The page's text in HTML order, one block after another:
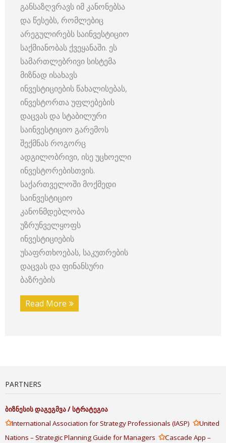
განსაზღვრავს იმ კანონებსა
და წესებს, რომლებიც
არეგულირებს საინვესტიციო
საქმიანობას ქვეყანაში. ეს
სამართლებრივი სისტემა
მიზნად ისახავს
ინვესტიციების წახალისებას,
ინვესტორთა უფლებების
დაცვას და სტაბილური
საინვესტიციო გარემოს
შექმნას როგორც
ადგილობრივი, ისე უცხოელი
ინვესტორებისთვის.
საქართველოში მოქმედი
საინვესტიციო
კანონმდებლობა
უზრუნველყოფს
ინვესტიციების
უსაფრთხოებას, საკუთრების
დაცვას და ფინანსური
ბაზრების
Read More
PARTNERS
ბიზნესისდაგეგმვა/სტრატეგია
✩International Association for Strategy Professionals (IASP) ✩United
Nations – Strategic Planning Guide for Managers ✩Cascade App –